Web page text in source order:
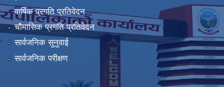
वार्षिक प्रगति प्रतिवेदन
चौमासिक प्रगति प्रतिवेदन
सार्वजनिक सुनुवाई
सार्वजनिक परीक्षण